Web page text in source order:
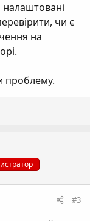
чи є
на
проблему.
#3